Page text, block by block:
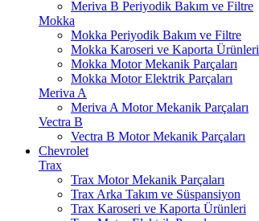
Meriva B Periyodik Bakım ve Filtre
Mokka
Mokka Periyodik Bakım ve Filtre
Mokka Karoseri ve Kaporta Ürünleri
Mokka Motor Mekanik Parçaları
Mokka Motor Elektrik Parçaları
Meriva A
Meriva A Motor Mekanik Parçaları
Vectra B
Vectra B Motor Mekanik Parçaları
Chevrolet
Trax
Trax Motor Mekanik Parçaları
Trax Arka Takım ve Süspansiyon
Trax Karoseri ve Kaporta Ürünleri